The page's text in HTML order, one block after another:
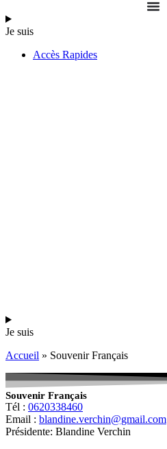
Je suis
Accès Rapides
Je suis
Accueil » Souvenir Français
Souvenir Français
Tél : 0620338460
Email : blandine.verchin@gmail.com
Présidente: Blandine Verchin